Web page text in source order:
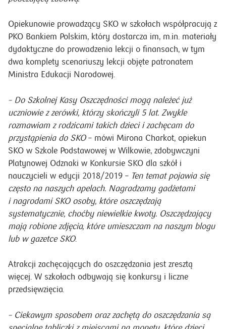
zrozumieniu celowego oszczędzania np. na rower lub
wakacje. Korzystają także z wielu ciekawych funkcji i
narzędzi, dzięki którym oszczędzanie jest znakomitą i
pouczającą zabawą.
Opiekunowie prowadzący SKO w szkołach współpracują z
PKO Bankiem Polskim, który dostarcza im, m.in. materiały
dydaktyczne do prowadzenia lekcji o finansach, w tym
dwa komplety scenariuszy lekcji objęte patronatem
Ministra Edukacji Narodowej.
– Do Szkolnej Kasy Oszczędności mogą należeć już
uczniowie z zerówki, którzy skończyli 5 lat. Zwykle
rozmawiam z rodzicami takich dzieci i zachęcam do
przystąpienia do SKO
– mówi Mirona Charkot, opiekun
SKO w Szkole Podstawowej w Wilkowie, zdobywczyni
Platynowej Odznaki w Konkursie SKO dla szkół i
nauczycieli w edycji 2018/2019 –
Ten temat pojawia się
często na naszych apelach. Nagradzamy gadżetami
i nagrodami SKO osoby, które oszczędzają
systematycznie, choćby niewielkie kwoty. Oszczędzający
mają robione zdjęcia, które umieszczam na naszym blogu
lub w gazetce SKO
Atrakcji zachęcających do oszczędzania jest zresztą
więcej. W szkołach odbywają się konkursy i liczne